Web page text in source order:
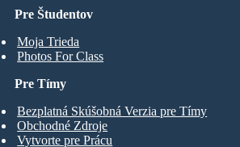
Pre Študentov
Moja Trieda
Photos For Class
Pre Tímy
Bezplatná Skúšobná Verzia pre Tímy
Obchodné Zdroje
Vytvorte pre Prácu